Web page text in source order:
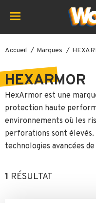
Accueil Marques
HEXARMOR
HexArmor est une
protection haute
environnements où les
perforations sont élevés.
technologies avancées
1 RÉSULTAT